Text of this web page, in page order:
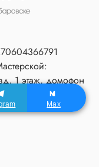
1 этаж, домофон
Max